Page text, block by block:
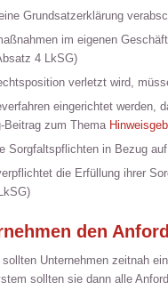
Grundsatzerklärung
im eigenen
4 LkSG)
verletzt wird,
eingerichtet werden,
Beitrag zum Thema
Sorgfaltspflichten in Bezug
die Erfüllung ihrer
den
Unternehmen zeitnah
sollten sie dann alle